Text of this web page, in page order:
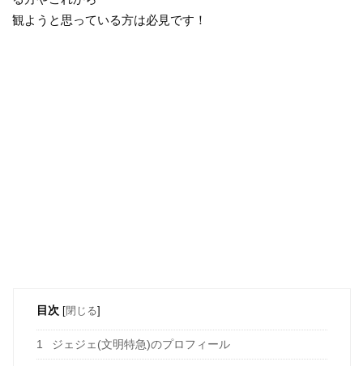
観ようと思っている方は必見です！
目次 [閉じる]
1 ジェジェ(文明特急)のプロフィール